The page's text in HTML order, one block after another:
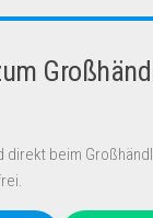
direkt beim